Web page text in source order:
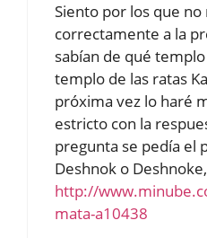
Siento por los que
correctamente a la
sabían de qué
templo de las ratas
próxima vez lo haré
estricto con la
pregunta se pedía el
Deshnok o
http://
mata-a10438